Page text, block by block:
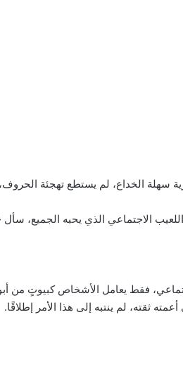
سهلة الخداع، لم يستطع تهجئة
اللعيب الاجتماعي الذي يحبه الجميع،
فقط يعامل الأشخاص كبيوتٍ من
ثقته، لم ينتبه إلى هذا الأمر إطلاقًا.